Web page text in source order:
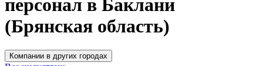
персонал в Баклани
(Брянская область)
Компании в других городах